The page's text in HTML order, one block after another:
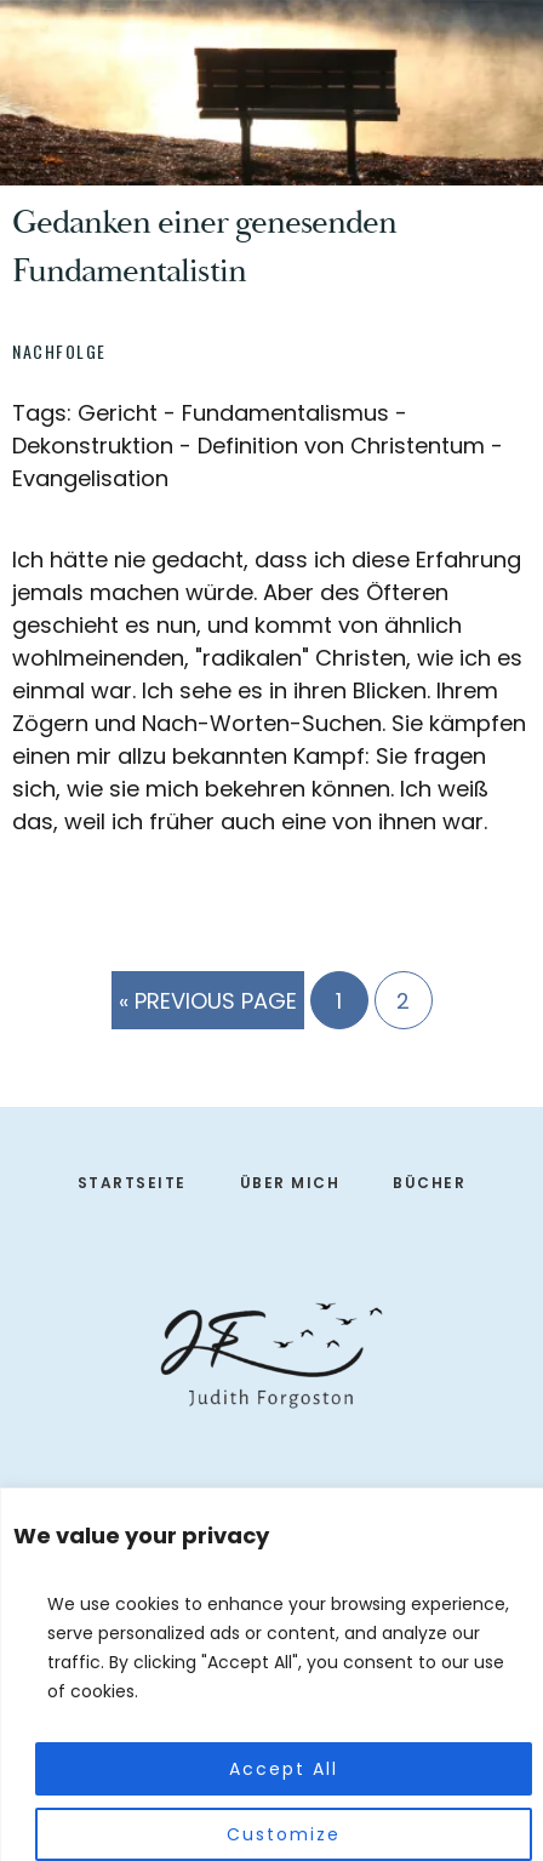
We value your privacy
We use cookies to enhance your browsing experience,
serve personalized ads or content, and analyze our
traffic. By clicking "Accept All", you consent to our use
of cookies.
Customize
Accept All
Gedanken einer genesenden
Fundamentalistin
NACHFOLGE
Tags: Gericht - Fundamentalismus -
Dekonstruktion - Definition von Christentum -
Evangelisation
Ich hätte nie gedacht, dass ich diese Erfahrung
jemals machen würde. Aber des Öfteren
geschieht es nun, und kommt von ähnlich
wohlmeinenden, "radikalen" Christen, wie ich es
einmal war. Ich sehe es in ihren Blicken. Ihrem
Zögern und Nach-Worten-Suchen. Sie kämpfen
einen mir allzu bekannten Kampf: Sie fragen
sich, wie sie mich bekehren können. Ich weiß
das, weil ich früher auch eine von ihnen war.
« GO
TO
PREVIOUS PAGE PAGE
1 PAGE
2
STARTSEITE ÜBER MICH BÜCHER